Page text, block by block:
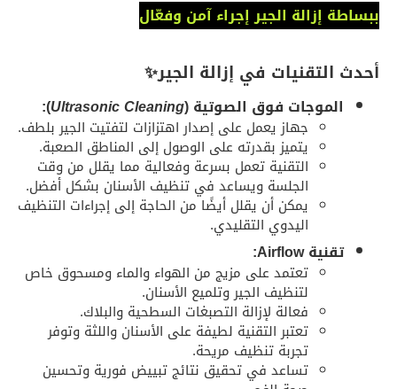
ببساطة إزالة الجير إجراء آمن وفعّال
أحدث التقنيات في إزالة الجير✨
الموجات فوق الصوتية (Ultrasonic Cleaning
):
جهاز يعمل على إصدار اهتزازات لتفتيت الجير بلطف.
يتميز بقدرته على الوصول إلى المناطق الصعبة.
التقنية تعمل بسرعة وفعالية مما يقلل من وقت
الجلسة ويساعد في تنظيف الأسنان بشكل أفضل.
يمكن أن يقلل أيضًا من الحاجة إلى إجراءات التنظيف
اليدوي التقليدي.
تقنية Airflow:
تعتمد على مزيج من الهواء والماء ومسحوق خاص
لتنظيف الجير وتلميع الأسنان.
فعالة لإزالة التصبغات السطحية والبلاك.
تعتبر التقنية لطيفة على الأسنان واللثة وتوفر
تجربة تنظيف مريحة.
تساعد في تحقيق نتائج تبييض فورية وتحسين